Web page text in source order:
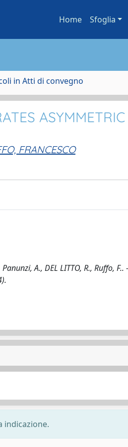
Home Sfoglia
in Atti di convegno
ASYMMETRIC
FRANCESCO
Panunzi, A., DEL LITTO, R., Ruffo, F.. -
indicazione.